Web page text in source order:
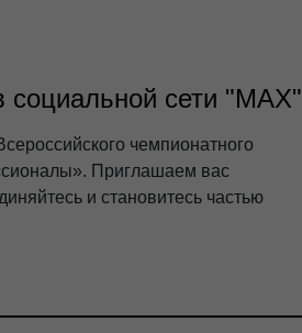
сети "МАХ"
чемпионатного
Приглашаем вас
и становитесь частью